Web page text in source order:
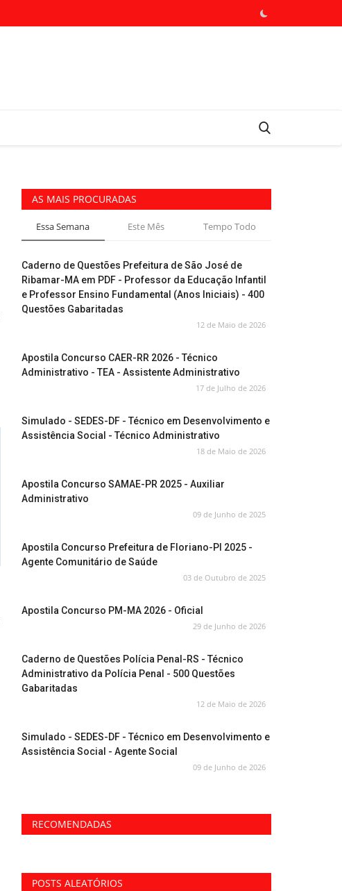
AS MAIS PROCURADAS
Essa Semana Este Mês Tempo Todo
Caderno de Questões Prefeitura de São José de
Ribamar-MA em PDF - Professor da Educação Infantil
e Professor Ensino Fundamental (Anos Iniciais) - 400
Questões Gabaritadas
12 de Maio de 2026
Apostila Concurso CAER-RR 2026 - Técnico
Administrativo - TEA - Assistente Administrativo
17 de Julho de 2026
Simulado - SEDES-DF - Técnico em Desenvolvimento e
Assistência Social - Técnico Administrativo
18 de Maio de 2026
Apostila Concurso SAMAE-PR 2025 - Auxiliar
Administrativo
09 de Junho de 2025
Apostila Concurso Prefeitura de Floriano-PI 2025 -
Agente Comunitário de Saúde
03 de Outubro de 2025
Apostila Concurso PM-MA 2026 - Oficial
29 de Junho de 2026
Caderno de Questões Polícia Penal-RS - Técnico
Administrativo da Polícia Penal - 500 Questões
Gabaritadas
12 de Maio de 2026
Simulado - SEDES-DF - Técnico em Desenvolvimento e
Assistência Social - Agente Social
09 de Junho de 2026
RECOMENDADAS
POSTS ALEATÓRIOS